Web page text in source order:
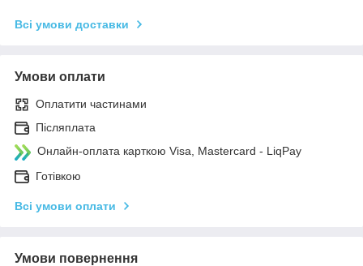
Всі умови доставки
Умови оплати
Оплатити частинами
Післяплата
Онлайн-оплата карткою Visa, Mastercard - LiqPay
Готівкою
Всі умови оплати
Умови повернення